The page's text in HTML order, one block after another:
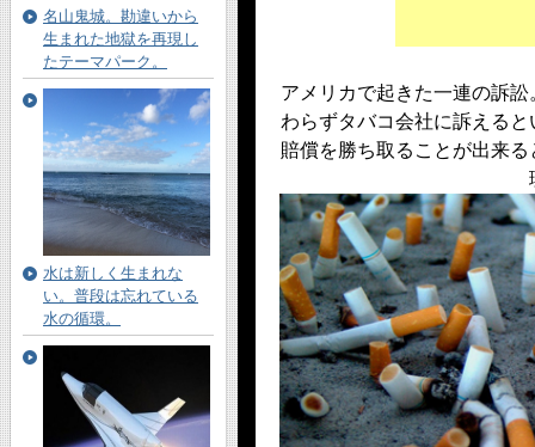
アメリカで起きた一連の訴
わらずタバコ会社に訴える
賠償を勝ち取ることが出来
名山鬼城。勘違いから
生まれた地獄を再現し
たテーマパーク。
水は新しく生まれな
い。普段は忘れている
水の循環。